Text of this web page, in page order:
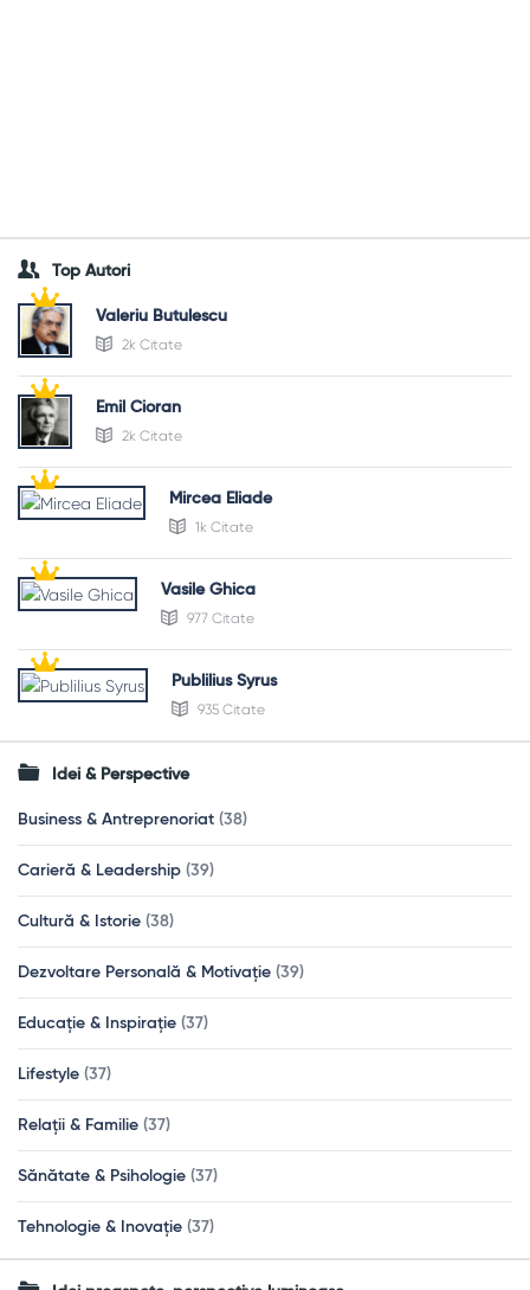
Top Autori
Valeriu Butulescu
2k Citate
Emil Cioran
2k Citate
Mircea Eliade
1k Citate
Vasile Ghica
977 Citate
Publilius Syrus
935 Citate
Idei & Perspective
Business & Antreprenoriat (38)
Carieră & Leadership (39)
Cultură & Istorie (38)
Dezvoltare Personală & Motivație (39)
Educație & Inspirație (37)
Lifestyle (37)
Relații & Familie (37)
Sănătate & Psihologie (37)
Tehnologie & Inovație (37)